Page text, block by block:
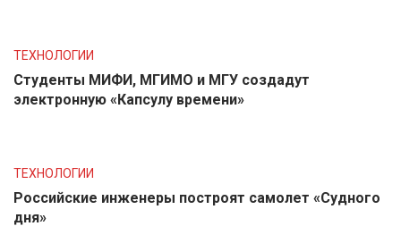
ТЕХНОЛОГИИ
Студенты МИФИ, МГИМО и МГУ создадут
электронную «Капсулу времени»
ТЕХНОЛОГИИ
Российские инженеры построят самолет «Судного
дня»